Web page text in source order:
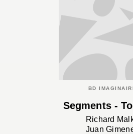
BD
Segments -
Richard
Juan